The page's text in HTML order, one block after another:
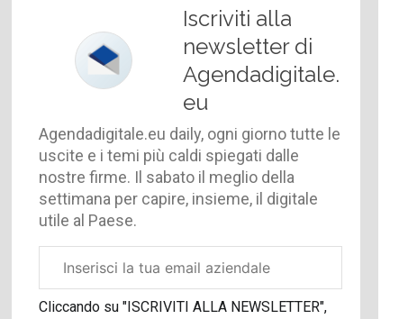
Iscriviti alla
newsletter di
Agendadigitale.
eu
Agendadigitale.eu daily, ogni giorno tutte le
uscite e i temi più caldi spiegati dalle
nostre firme. Il sabato il meglio della
settimana per capire, insieme, il digitale
utile al Paese.
aziendale
Cliccando su "ISCRIVITI ALLA NEWSLETTER",